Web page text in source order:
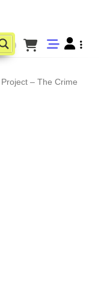
– The Crime